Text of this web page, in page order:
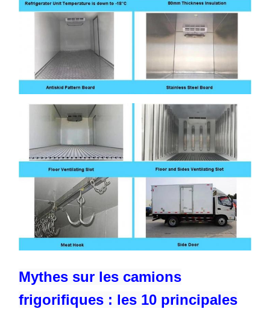
Mythes sur les camions
frigorifiques : les 10 principales